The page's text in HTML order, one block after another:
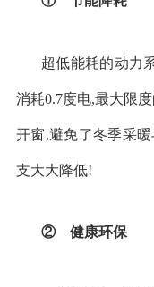
超低能耗的动力
消耗0.7度电,最大限
开窗,避免了冬季采
支大大降低!
② 健康环保